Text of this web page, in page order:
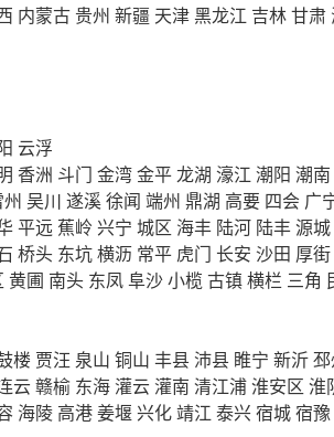
内蒙古 贵州 新疆 天津黑龙江 吉林甘肃
云浮
香洲 斗门 金湾金平龙湖 濠江 潮阳 潮南
吴川 遂溪徐闻 端州 鼎湖 高要 四会 广
平远 蕉岭 兴宁 城区 海丰 陆河 陆丰源城
桥头 东坑横沥 常平 虎门 长安 沙田 厚街
黄圃 南头 东凤阜沙小榄 古镇横栏 三角
楼 贾汪 泉山 铜山 丰县 沛县 睢宁 新沂
云赣榆 东海灌云灌南 清江浦淮安区 淮
海陵 高港姜堰兴化靖江 泰兴宿城宿豫